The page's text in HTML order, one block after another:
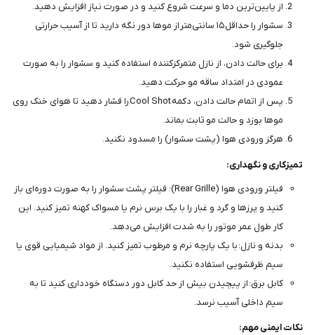
از پایین‌ترین دما و سرعت شروع کنید و در صورت نیاز افزایش دهید.
سشوار را حداقل ۱۵ سانتی‌متر از موها دور نگه دارید تا از آسیب حرارتی
جلوگیری شود.
برای حالت دادن، از نازل متمرکزکننده استفاده کنید و سشوار را به صورت
عمودی در امتداد ساقه مو حرکت دهید.
پس از اتمام حالت دادن، دکمه Cool Shot را فشار دهید تا هوای خنک روی
موها بوزد و حالت مو ثابت بماند.
هرگز ورودی هوا (پشت سشوار) را مسدود نکنید.
تمیزکاری و نگهداری:
فیلتر ورودی هوا (Rear Grille): فیلتر پشت سشوار را به صورت دوره‌ای باز
کنید و پرزها و گرد و غبار را با یک برس نرم یا مسواک کهنه تمیز کنید. این
کار طول عمر موتور را به شدت افزایش می‌دهد.
بدنه و نازل: با یک پارچه نرم و مرطوب تمیز کنید. از مواد شیمیایی قوی یا
سیم ظرفشویی استفاده نکنید.
کابل برق: از پیچیدن بیش از حد کابل دور دستگاه خودداری کنید تا به
سیم داخلی آسیب نرسد.
نکات ایمنی مهم: